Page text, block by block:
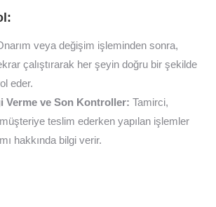
veya değişim işleminden sonra,
çalıştırarak her şeyin doğru bir şekilde
eder.
Verme ve Son Kontroller: Tamirci,
teslim ederken yapılan işlemler
hakkında bilgi verir.